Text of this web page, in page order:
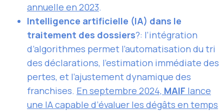
annuelle en 2023.
Intelligence artificielle (IA) dans le
traitement des dossiers?: l’intégration
d’algorithmes permet l’automatisation du tri
des déclarations, l’estimation immédiate des
pertes, et l’ajustement dynamique des
franchises. En septembre 2024, MAIF lance
une IA capable d’évaluer les dégâts en temps